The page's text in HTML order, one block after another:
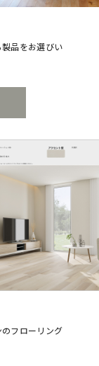
品をお選びい
フローリング